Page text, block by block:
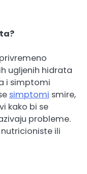
ugljenih hidrata
i simptomi
simptomi smire,
kako bi se
probleme.
ili